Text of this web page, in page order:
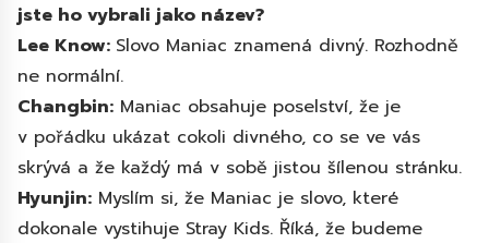
jste ho vybrali jako název?
Lee Know: Slovo Maniac znamená divný. Rozhodně
ne normální.
Changbin: Maniac obsahuje poselství, že je
v pořádku ukázat cokoli divného, co se ve vás
skrývá a že každý má v sobě jistou šílenou stránku.
Hyunjin: Myslím si, že Maniac je slovo, které
dokonale vystihuje Stray Kids. Říká, že budeme